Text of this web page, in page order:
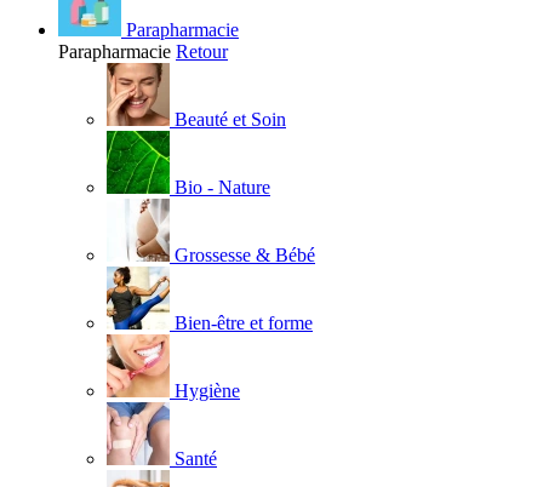
Parapharmacie
Parapharmacie Retour
Beauté et Soin
Bio - Nature
Grossesse & Bébé
Bien-être et forme
Hygiène
Santé